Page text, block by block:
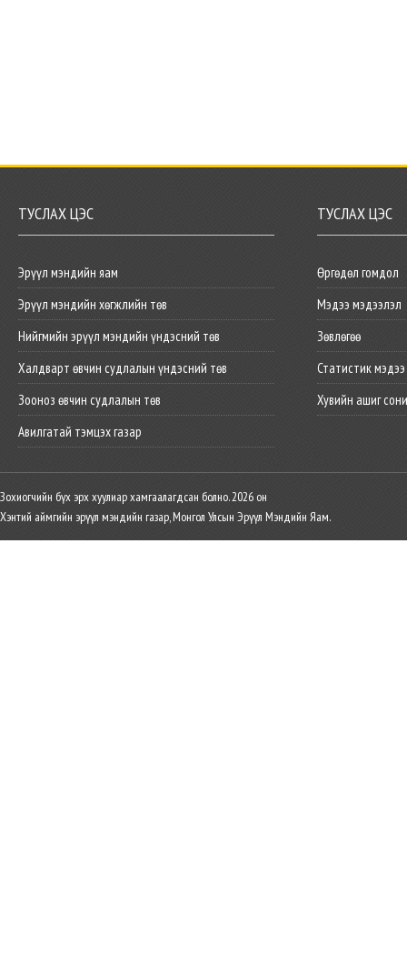
ТУСЛАХ ЦЭС
Эрүүл мэндийн яам
Эрүүл мэндийн хөгжлийн төв
Нийгмийн эрүүл мэндийн үндэсний төв
Халдварт өвчин судлалын үндэсний төв
Зооноз өвчин судлалын төв
Авилгатай тэмцэх газар
ТУСЛАХ ЦЭС
Өргөдөл гомдол
Мэдээ мэдээлэл
Зөвлөгөө
Статистик мэдээ
Хувийн ашиг
Зохиогчийн бүх эрх хуулиар хамгаалагдсан болно. 2026 он
Хэнтий аймгийн эрүүл мэндийн газар, Монгол Улсын Эрүүл Мэндийн Яам.